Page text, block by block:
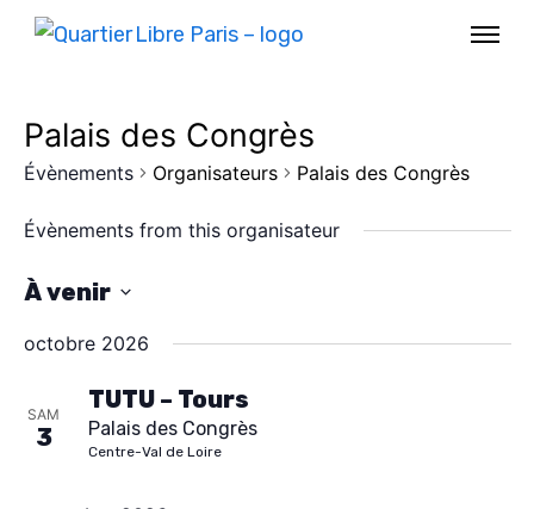
AGENDA
Palais des Congrès
Évènements Organisateurs Palais des Congrès
Évènements from this organisateur
À venir
octobre 2026
SAM
3
TUTU – Tours
Palais des Congrès
Centre-Val de Loire